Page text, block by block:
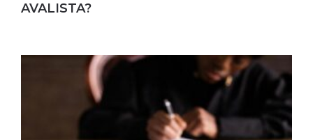
AVALISTA?